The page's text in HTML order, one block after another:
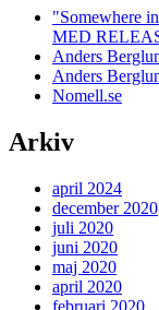
"Somewhere
MED
Anders
Anders
Nomell.se
Arkiv
april 2024
december 2020
juli 2020
juni 2020
maj 2020
april 2020